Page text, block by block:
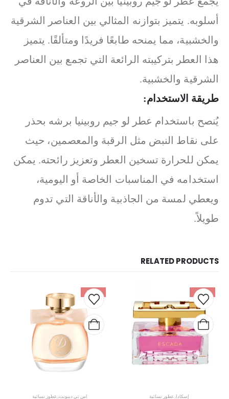
أسلوبه. يتميز بتوازنه المثالي بين العناصر الشرقية
والخشبية، مما يمنحه طابعًا فريدًا ومتألقًا. يتميز
هذا العطر بتركيبته الرائعة التي تجمع بين العناصر
الشرقية والخشبية.
طريقة الاستخدام:
يُنصح باستخدام عطر لو جيم روبينيا برشه بحذر
على نقاط النبض مثل الرقبة والمعصمين، حيث
يمكن للحرارة تسخين العطر وتعزيز رائحته. يمكن
استخدامه في المناسبات الخاصة أو اليومية،
ويعطي لمسة من الجاذبية والأناقة التي تدوم
طويلاً.
RELATED PRODUCTS
-46%
إسكادا,عطور نسائية
-26%
اس تي ديبونت,عطور نسائية